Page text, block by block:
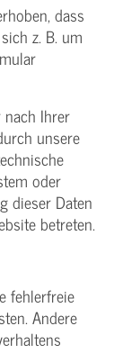
dass
z. B. um
Ihrer
unsere
oder
dieser Daten
betreten.
fehlerfreie
Andere